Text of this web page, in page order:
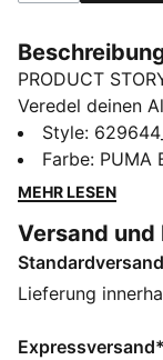
PRODUCT
Veredel deinen
unverzichtbaren
auf der Brust
besondere Note.
FEATURES +
Hergestellt aus
DETAILS
160 g/m²,
Style:
Farbe: PUMA
MEHR LESEN
Versand und
Standardversand
Lieferung